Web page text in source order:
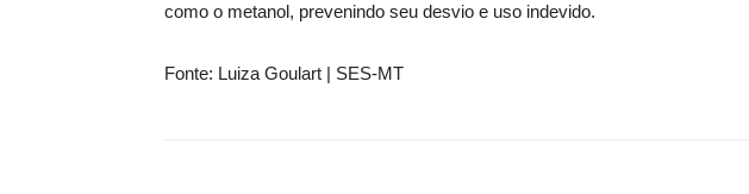
como o metanol, prevenindo seu desvio e uso indevido.
Fonte: Luiza Goulart | SES-MT